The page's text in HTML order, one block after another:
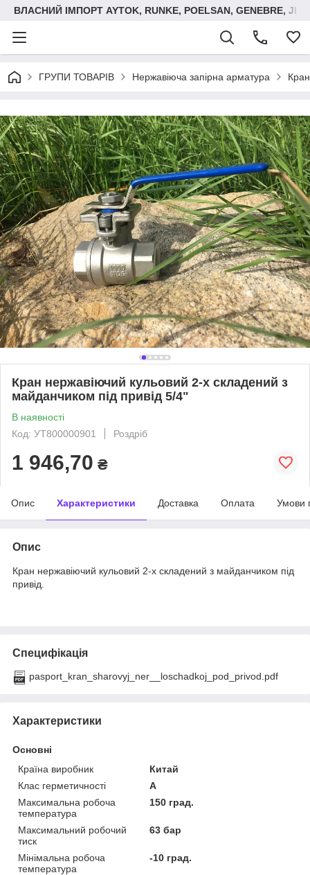
ВЛАСНИЙ ІМПОРТ AYTOK, RUNKE, POELSAN, GENEBRE,
ГРУПИ ТОВАРІВ Нержавіюча запірна арматура
Кран нержавіючий кульовий 2-х складений з
майданчиком під привід 5/4"
В наявності
Код: УТ800000901
Роздріб
1 946,70 ₴
Опис Характеристики Доставка Оплата Умови
Опис
Кран нержавіючий кульовий 2-х складений з майданчиком під
привід.
Специфікація
pasport_kran_sharovyj_ner__loschadkoj_pod_privod.pdf
Характеристики
Основні
Країна виробник
Китай
Клас герметичності
А
Максимальна робоча
температура
150 град.
Максимальний робочий
тиск
63 бар
Мінімальна робоча
температура
-10 град.